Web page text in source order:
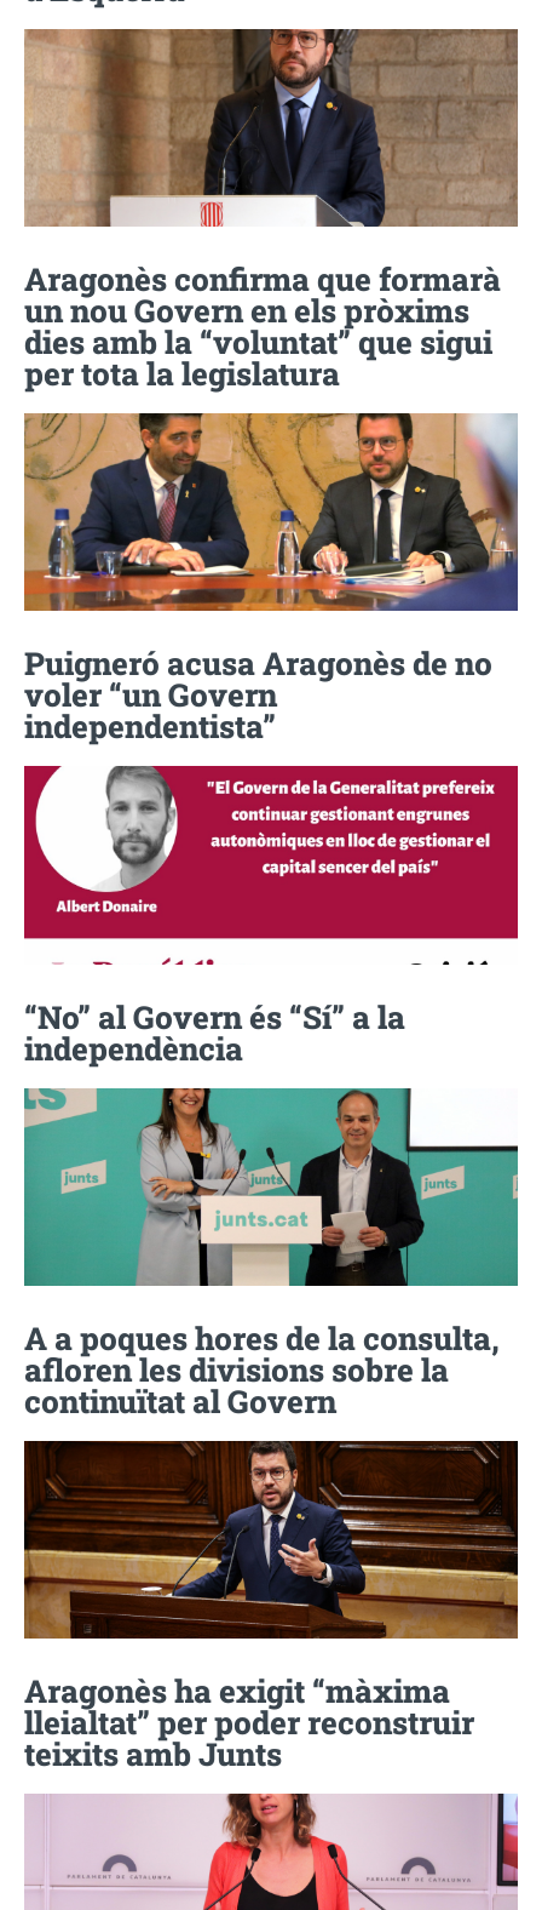
Aragonès confirma que formarà
un nou Govern en els pròxims
dies amb la “voluntat” que sigui
per tota la legislatura
Puigneró acusa Aragonès de no
voler “un Govern
independentista”
“No” al Govern és “Sí” a la
independència
A a poques hores de la consulta,
afloren les divisions sobre la
continuïtat al Govern
Aragonès ha exigit “màxima
lleialtat” per poder reconstruir
teixits amb Junts